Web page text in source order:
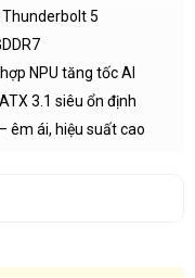
Thunderbolt 5
NPU tăng tốc AI
3.1 siêu ổn định
êm ái, hiệu suất cao